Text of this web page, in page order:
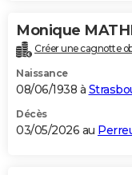
Monique
Créer une cagnotte
Naissance
08/06/1938 à
Décès
03/05/2026 au